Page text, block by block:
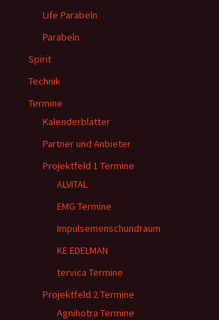
Life Parabeln
Parabeln
Spirit
Technik
Termine
Kalenderblätter
Partner und Anbieter
Projektfeld 1 Termine
ALVITAL
EMG Termine
Impulsemenschundraum
KE EDELMAN
tervica Termine
Projektfeld 2 Termine
Agnihotra Termine